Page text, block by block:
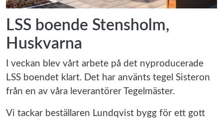
LSS boende Stensholm,
Huskvarna
I veckan blev vårt arbete på det nyproducerade
LSS boendet klart. Det har använts tegel Sisteron
från en av våra leverantörer Tegelmäster.
Vi tackar beställaren Lundqvist bygg för ett gott